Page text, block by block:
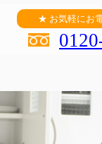
★ お気軽にお